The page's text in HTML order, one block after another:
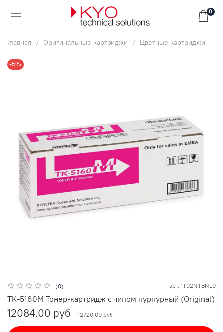
0
Главная Оригинальные картриджи Цветные картриджи
-5%
(0) арт. 1T02NTBNL0
TK-5160M Тонер-картридж с чипом пурпурный (Original)
12084.00 руб 12720.00 руб